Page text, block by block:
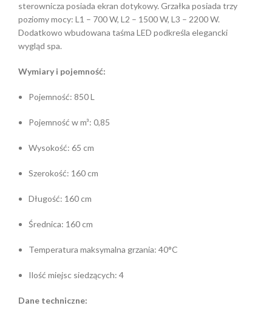
sterownicza posiada ekran dotykowy. Grzałka posiada trzy
poziomy mocy: L1 – 700 W, L2 – 1500 W, L3 – 2200 W.
Dodatkowo wbudowana taśma LED podkreśla elegancki
wygląd spa.
Wymiary i pojemność:
Pojemność: 850 L
Pojemność w m³: 0,85
Wysokość: 65 cm
Szerokość: 160 cm
Długość: 160 cm
Średnica: 160 cm
Temperatura maksymalna grzania: 40°C
Ilość miejsc siedzących: 4
Dane techniczne: